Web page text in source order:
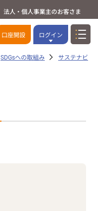
法人・個人事業主のお客さま
口座開設 ログイン
SDGsへの取組み
サステナビ